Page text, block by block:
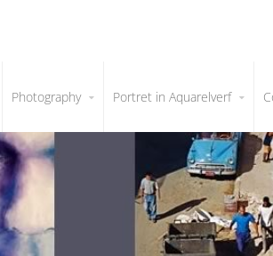
Photography Portret in Aquarelverf